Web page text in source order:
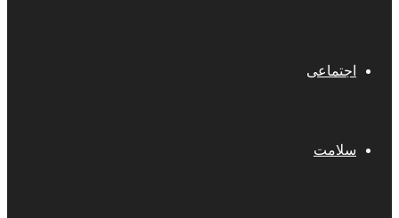
اجتماعی
سلامت